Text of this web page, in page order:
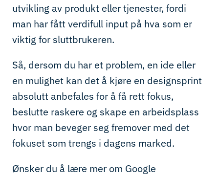
utvikling av produkt eller tjenester, fordi
man har fått verdifull input på hva som er
viktig for sluttbrukeren.
Så, dersom du har et problem, en ide eller
en mulighet kan det å kjøre en designsprint
absolutt anbefales for å få rett fokus,
beslutte raskere og skape en arbeidsplass
hvor man beveger seg fremover med det
fokuset som trengs i dagens marked.
Ønsker du å lære mer om Google